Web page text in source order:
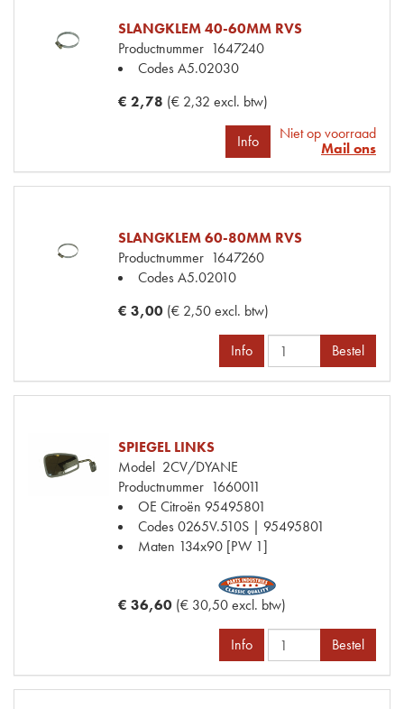
SLANGKLEM 40-60MM RVS
Productnummer 1647240
CodesA5.02030
€ 2,78 (€ 2,32 excl. btw)
Info
Niet op voorraad
Mail ons
SLANGKLEM 60-80MM RVS
Productnummer 1647260
CodesA5.02010
€ 3,00 (€ 2,50 excl. btw)
Info Bestel
SPIEGEL LINKS
Model 2CV/DYANE
Productnummer 1660011
OE Citroën 95495801
Codes0265V.510S | 95495801
Maten 134x90 [PW 1]
€ 36,60 (€ 30,50 excl. btw)
Info Bestel